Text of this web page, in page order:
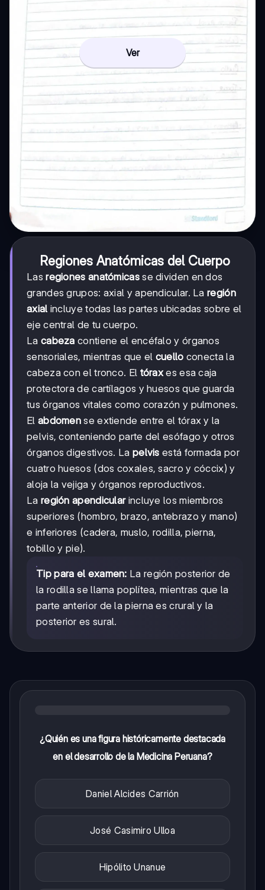
Ver
Regiones Anatómicas del Cuerpo
Lasregiones anatómicasse dividen en dos
grandes grupos: axial y apendicular. La región
axial incluye todas las partes ubicadas sobre el
eje central de tu cuerpo.
La cabeza contiene el encéfalo y órganos
sensoriales, mientras que el cuello conecta la
cabeza con el tronco. El tóraxes esa caja
protectora de cartílagos y huesos que guarda
tus órganos vitales como corazón y pulmones.
El abdomen se extiende entre el tórax y la
pelvis, conteniendo parte del esófago y otros
órganos digestivos. La pelvis está formada por
cuatro huesos (dos coxales, sacro y cóccix) y
aloja la vejiga y órganos reproductivos.
La región apendicularincluye los miembros
superiores (hombro, brazo, antebrazo y mano)
e inferiores (cadera, muslo, rodilla, pierna,
tobillo y pie).
Tip para el examen: La región posterior de
la rodilla se llama poplítea, mientras que la
parte anterior de la pierna es crural y la
posterior es sural.
¿Quién es una figura históricamente destacada
en el desarrollo de la Medicina Peruana?
Daniel Alcides Carrión
José Casimiro Ulloa
Hipólito Unanue